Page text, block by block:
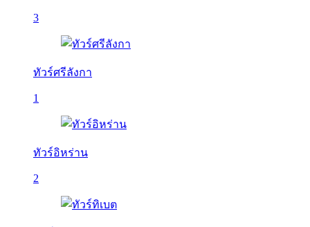
3
ทัวร์ศรีลังกา
1
ทัวร์อิหร่าน
2